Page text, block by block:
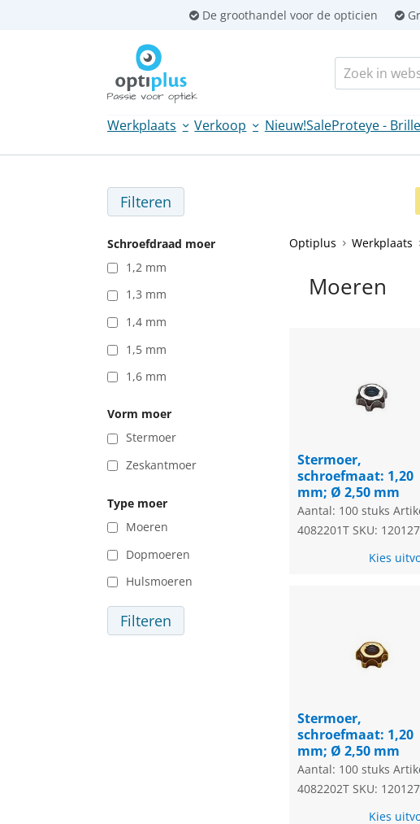
De groothandel voor de opticien
Zoeken:
Werkplaats Verkoop Nieuw!SaleProteye -
Filteren
Schroefdraad moer
1,2 mm
1,3 mm
1,4 mm
1,5 mm
1,6 mm
Vorm moer
Stermoer
Zeskantmoer
Type moer
Moeren
Dopmoeren
Hulsmoeren
Filteren
Optiplus Werkplaats
Moeren
Stermoer,
schroefmaat: 1,20
mm; Ø 2,50 mm
Aantal: 100 stuks
4082201T SKU:
Kies
Stermoer,
schroefmaat: 1,20
mm; Ø 2,50 mm
Aantal: 100 stuks
4082202T SKU:
Kies